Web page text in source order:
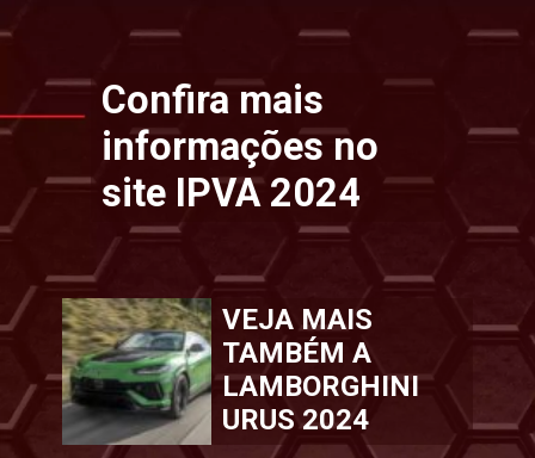
Openinghttps://www.ipvaconsulta.app.br/
VEJA MAIS
TAMBÉM A
LAMBORGHINI
URUS 2024
Confira mais
informações no
site IPVA 2024